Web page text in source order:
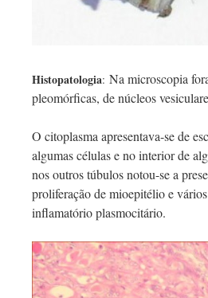
Histopatologia: Na microscopia
pleomórficas, de núcleos
O citoplasma apresentava-se de
algumas células e no interior de
nos outros túbulos notou-se a
proliferação de mioepitélio e
inflamatório plasmocitário.